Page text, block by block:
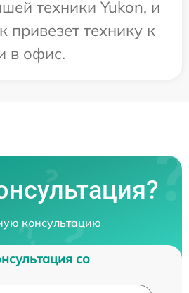
техники Yukon, и
привезет технику к
в офис.
консультацию
со